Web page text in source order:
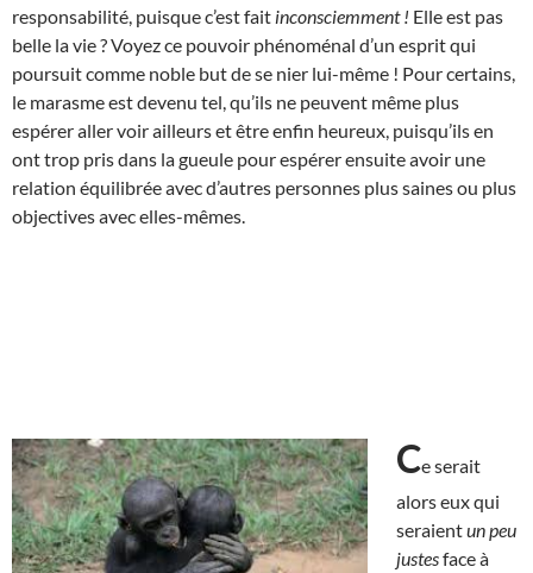
responsabilité, puisque c’est fait inconsciemment ! Elle est pas
belle la vie ? Voyez ce pouvoir phénoménal d’un esprit qui
poursuit comme noble but de se nier lui-même ! Pour certains,
le marasme est devenu tel, qu’ils ne peuvent même plus
espérer aller voir ailleurs et être enfin heureux, puisqu’ils en
ont trop pris dans la gueule pour espérer ensuite avoir une
relation équilibrée avec d’autres personnes plus saines ou plus
objectives avec elles-mêmes.
Ce serait
alors eux qui
seraientun peu
justesface à